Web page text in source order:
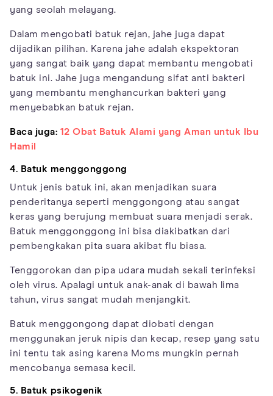
yang seolah melayang.
Dalam mengobati batuk rejan, jahe juga dapat
dijadikan pilihan. Karena jahe adalah ekspektoran
yang sangat baik yang dapat membantu mengobati
batuk ini. Jahe juga mengandung sifat anti bakteri
yang membantu menghancurkan bakteri yang
menyebabkan batuk rejan.
Baca juga: 12 Obat Batuk Alami yang Aman untuk Ibu
Hamil
4. Batuk menggonggong
Untuk jenis batuk ini, akan menjadikan suara
penderitanya seperti menggongong atau sangat
keras yang berujung membuat suara menjadi serak.
Batuk menggonggong ini bisa diakibatkan dari
pembengkakan pita suara akibat flu biasa.
Tenggorokan dan pipa udara mudah sekali terinfeksi
oleh virus. Apalagi untuk anak-anak di bawah lima
tahun, virus sangat mudah menjangkit.
Batuk menggongong dapat diobati dengan
menggunakan jeruk nipis dan kecap, resep yang satu
ini tentu tak asing karena Moms mungkin pernah
mencobanya semasa kecil.
5. Batuk psikogenik